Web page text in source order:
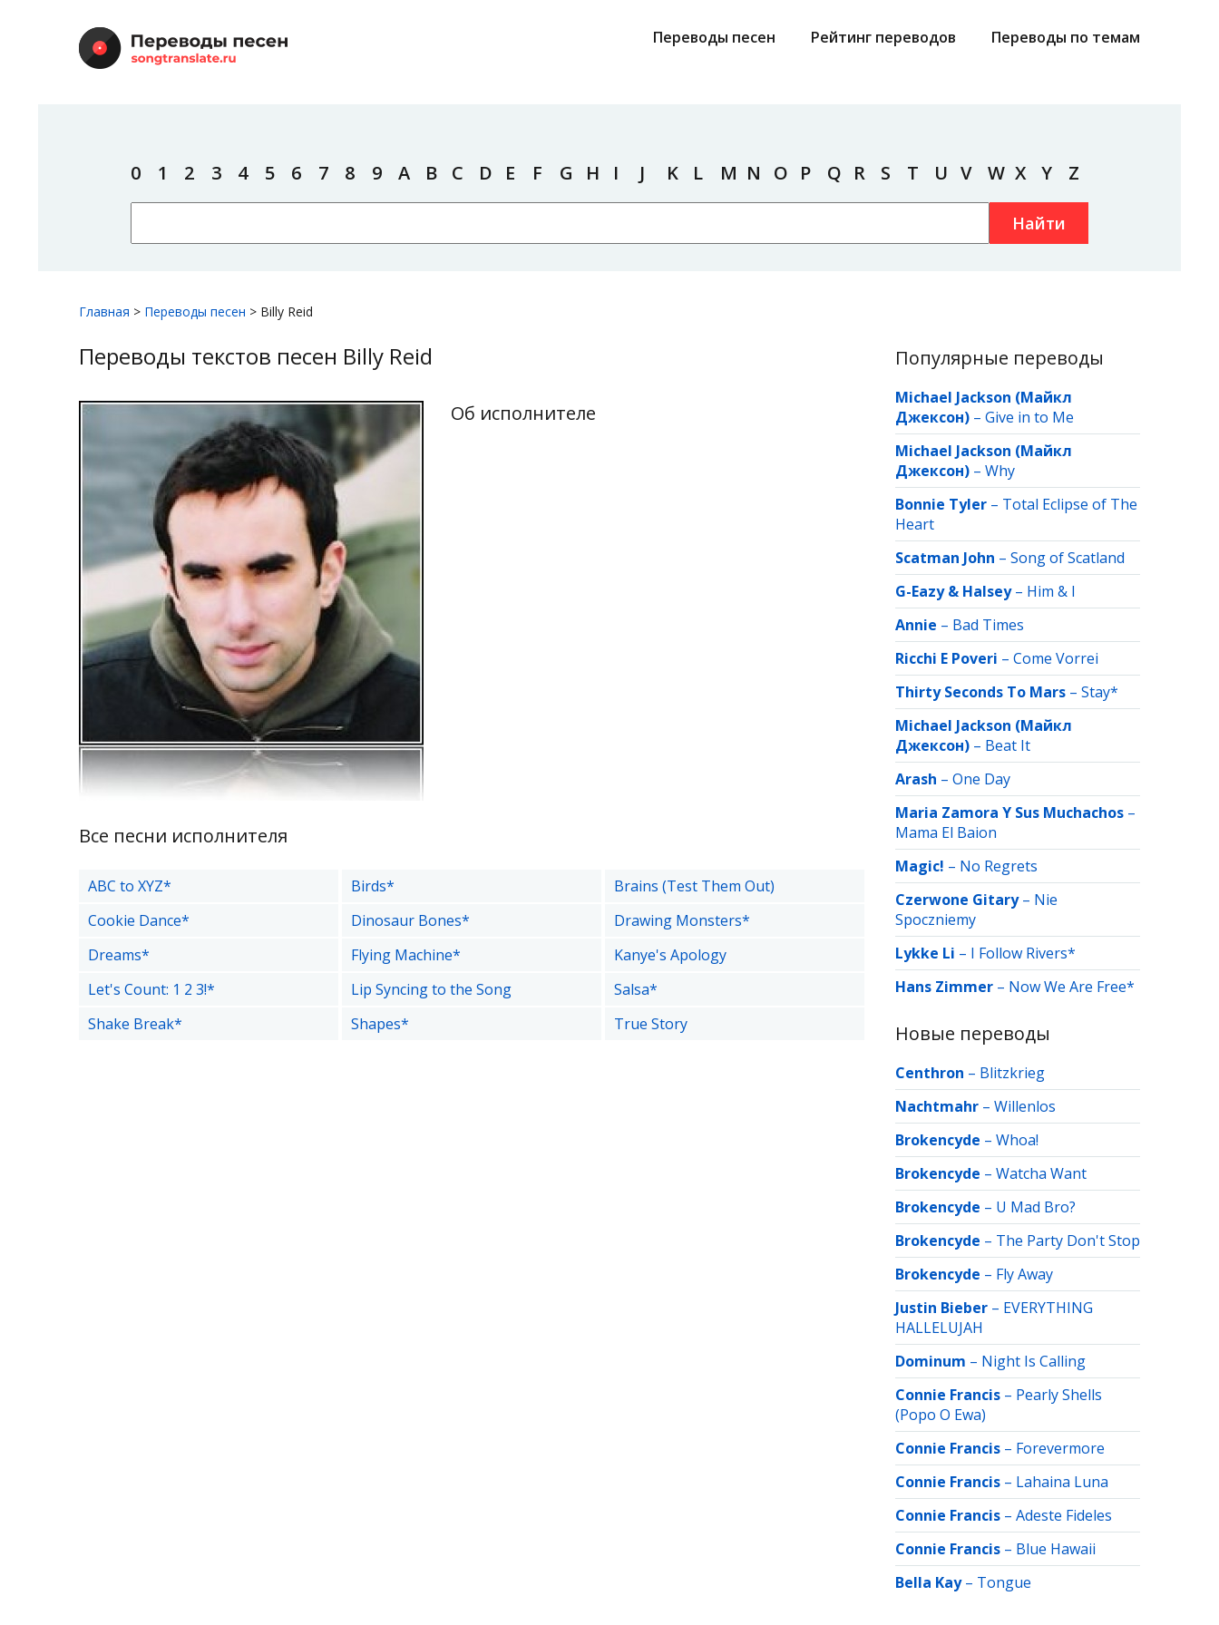
Переводы песен Рейтинг переводов Переводы по темам
0 1 2 3 4 5 6 7 8 9 A B C D E F G H I J K L M N O P Q R S T U V W X Y Z
Найти
Главная > Переводы песен > Billy Reid
Переводы текстов песен Billy Reid
Об исполнителе
Все песни исполнителя
ABC to XYZ* Birds*
Brains (Test Them Out)
Cookie Dance*
Dinosaur Bones*
Drawing Monsters*
Dreams*
Flying Machine*
Kanye's Apology
Let's Count: 1 2 3!*
Lip Syncing to the Song
Salsa*
Shake Break*
Shapes* True Story
Популярные переводы
Michael Jackson (Майкл
Джексон) – Give in to Me
Michael Jackson (Майкл
Джексон) – Why
Bonnie Tyler – Total Eclipse of The
Heart
Scatman John – Song of Scatland
G-Eazy & Halsey– Him & I
Annie – Bad Times
Ricchi E Poveri – Come Vorrei
Thirty Seconds To Mars – Stay*
Michael Jackson (Майкл
Джексон) – Beat It
Arash – One Day
Maria Zamora Y Sus Muchachos –
Mama El Baion
Magic! – No Regrets
Czerwone Gitary– Nie
Spoczniemy
Lykke Li – I Follow Rivers*
Hans Zimmer – Now We Are Free*
Новые переводы
Centhron – Blitzkrieg
Nachtmahr – Willenlos
Brokencyde – Whoa!
Brokencyde – Watcha Want
Brokencyde – U Mad Bro?
Brokencyde – The Party Don't Stop
Brokencyde – Fly Away
Justin Bieber – EVERYTHING
HALLELUJAH
Dominum – Night Is Calling
Connie Francis – Pearly Shells
(Popo O Ewa)
Connie Francis – Forevermore
Connie Francis – Lahaina Luna
Connie Francis – Adeste Fideles
Connie Francis – Blue Hawaii
Bella Kay– Tongue